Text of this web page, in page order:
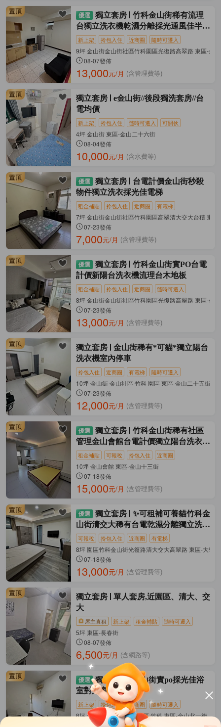
獨立套房
竹科金山街稀有流理
台獨立洗衣機乾濕分離採光通風佳半年
繳享優惠
新上架 拎包入住 近商圈 隨時可遷入
9坪 金山街金山街社區竹科園區光復路高翠路 東區-金
08-07發佈
13,000元/月 (含管理費等)
獨立套房
e金山街//後段獨洗套房//台
電均價
新上架 拎包入住 隨時可遷入 可開伙
4坪 金山街 東區-金山二十六街
08-04發佈
10,000元/月 (含水費等)
獨立套房
台電計價金山街秒殺
物件獨立洗衣採光佳電梯
租金補貼 拎包入住 近商圈 有電梯
7坪 金山街金山街社區竹科園區高翠清大交大台積 東區
07-23發佈
7,000元/月 (含管理費等)
獨立套房
竹科金山街實PO台電
計價新陽台洗衣機流理台木地板
租金補貼 拎包入住 近商圈 隨時可遷入
8坪 金山街金山街社區竹科園區光復路高翠路 東區-金
07-23發佈
13,000元/月 (含管理費等)
獨立套房
金山街稀有*可貓*獨立陽台
洗衣機室內停車
拎包入住 近商圈 有電梯 隨時可遷入
10坪 金山街 金山社區 竹科 園區 東區-金山二十五街
07-23發佈
12,000元/月 (含管理費等)
獨立套房
竹科金山街稀有社區
管理金山會館台電計價獨立陽台洗衣機
乾濕分離
租金補貼 可報稅 拎包入住 近商圈
10坪 金山會館 東區-金山十三街
07-18發佈
15,000元/月 (含管理費等)
獨立套房
✨可租補可養貓竹科金
山街清交大稀有台電乾濕分離獨立洗衣
機
可報稅 拎包入住 近商圈 有電梯
8坪 園區竹科金山街光復路清大交大高翠路 東區-大學路
07-18發佈
13,000元/月 (含管理費等)
獨立套房
單人套房,近園區、清大、交
大
屋主直租 新上架 租金補貼 隨時可遷入
5坪 東區-長春街
08-07發佈
6,500元/月 (含網路等)
獨立套房
金山街實po採光佳浴
室對外窗
新上架 拎包入住 近商圈 隨時可遷入
8坪 金山街 金山街社區 園區 竹科 東區-金山北一街
08-07發佈